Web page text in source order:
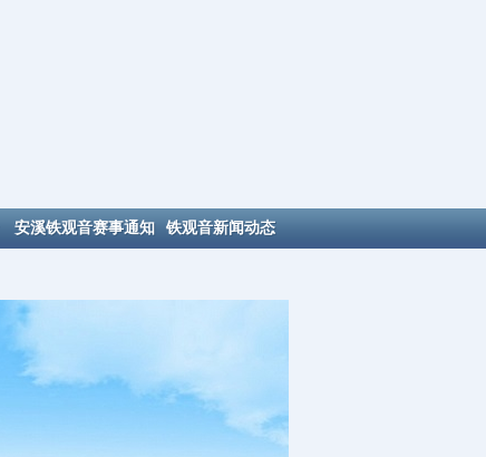
安溪铁观音赛事通知 铁观音新闻动态